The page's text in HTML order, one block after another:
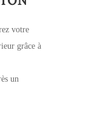
votre
grâce à
un